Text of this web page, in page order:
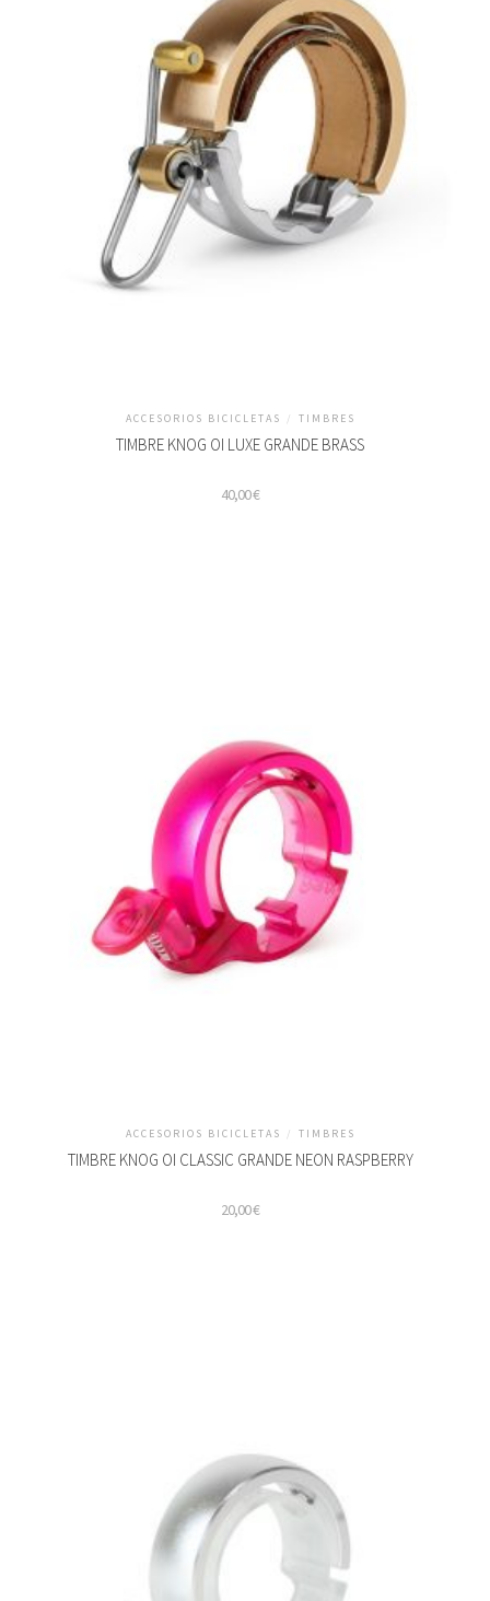
ACCESORIOS BICICLETAS / TIMBRES
TIMBRE KNOG OI LUXE GRANDE BRASS
40,00€
ACCESORIOS BICICLETAS / TIMBRES
TIMBRE KNOG OI CLASSIC GRANDE NEON RASPBERRY
20,00€